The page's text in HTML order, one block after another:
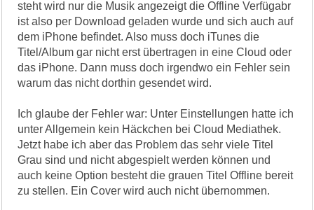
steht wird nur die Musik angezeigt die Offline Verfügabr
ist also per Download geladen wurde und sich auch auf
dem iPhone befindet. Also muss doch iTunes die
Titel/Album gar nicht erst übertragen in eine Cloud oder
das iPhone. Dann muss doch irgendwo ein Fehler sein
warum das nicht dorthin gesendet wird.
Ich glaube der Fehler war: Unter Einstellungen hatte ich
unter Allgemein kein Häckchen bei Cloud Mediathek.
Jetzt habe ich aber das Problem das sehr viele Titel
Grau sind und nicht abgespielt werden können und
auch keine Option besteht die grauen Titel Offline bereit
zu stellen. Ein Cover wird auch nicht übernommen.